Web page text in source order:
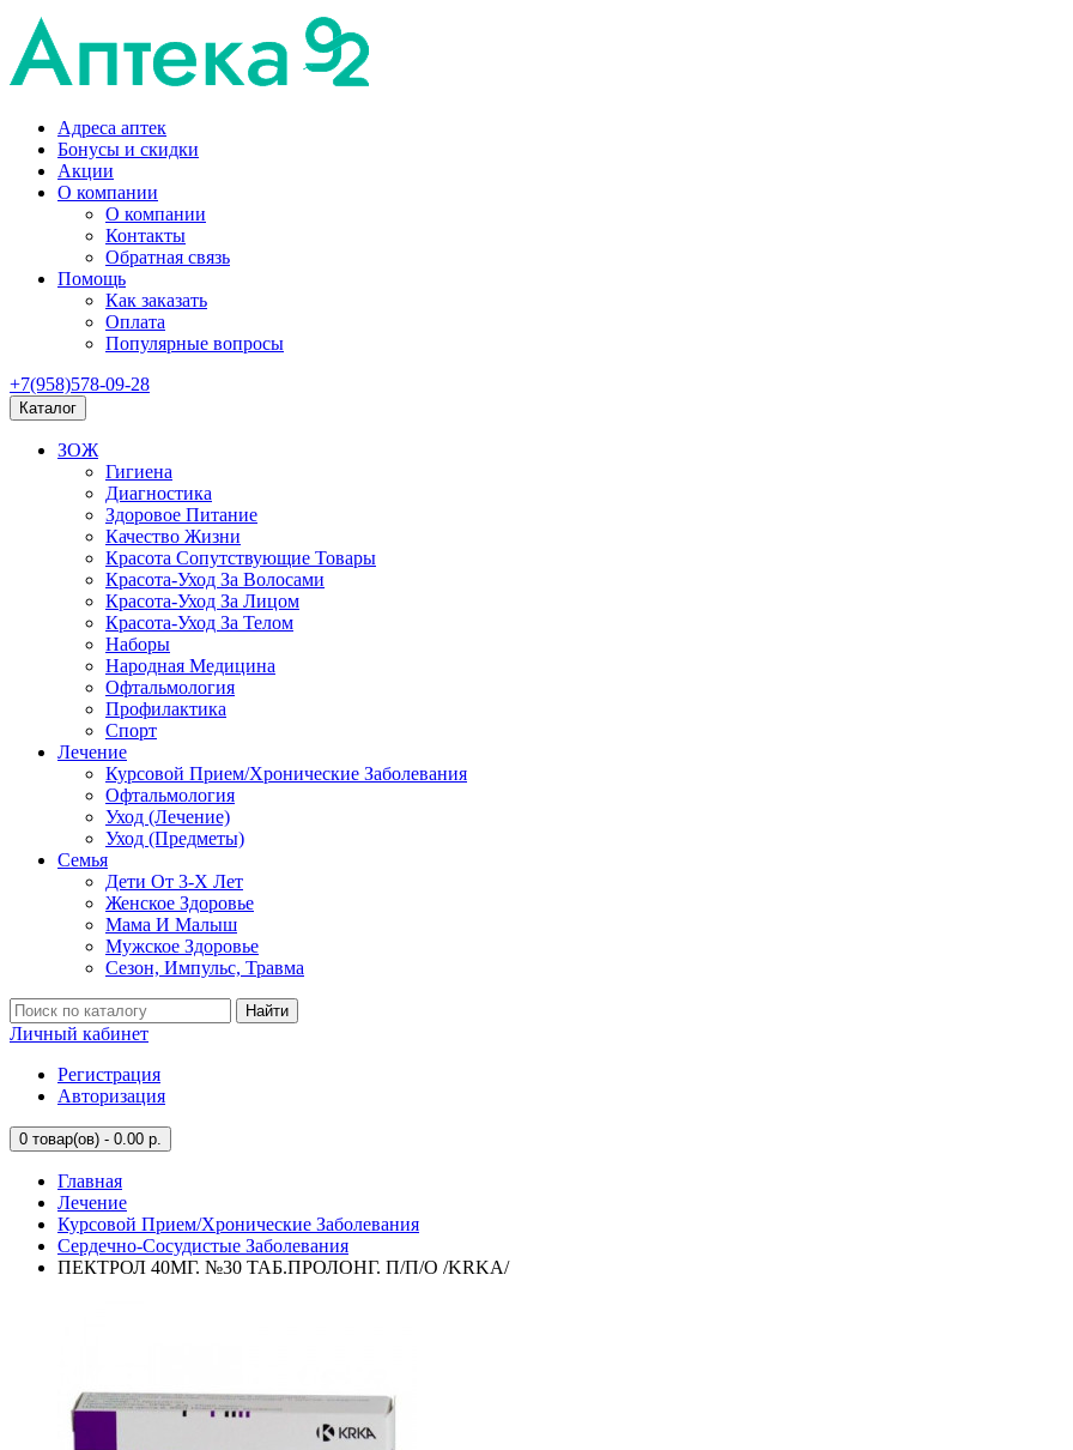
Адреса аптек
Бонусы и скидки
Акции
О компании
О компании
Контакты
Обратная связь
Помощь
Как заказать
Оплата
Популярные вопросы
+7(958)578-09-28
Каталог
ЗОЖ
Гигиена
Диагностика
Здоровое Питание
Качество Жизни
Красота Сопутствующие Товары
Красота-Уход За Волосами
Красота-Уход За Лицом
Красота-Уход За Телом
Наборы
Народная Медицина
Офтальмология
Профилактика
Спорт
Лечение
Курсовой Прием/Хронические Заболевания
Офтальмология
Уход (Лечение)
Уход (Предметы)
Семья
Дети От 3-Х Лет
Женское Здоровье
Мама И Малыш
Мужское Здоровье
Сезон, Импульс, Травма
Найти
Личный кабинет
Регистрация
Авторизация
0 товар(ов) - 0.00 р.
Главная
Лечение
Курсовой Прием/Хронические Заболевания
Сердечно-Сосудистые Заболевания
ПЕКТРОЛ 40МГ. №30 ТАБ.ПРОЛОНГ. П/П/О /KRKA/